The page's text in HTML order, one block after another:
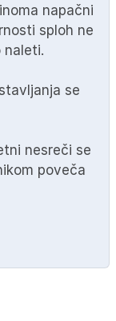
napačni
sploh ne
naleti.
se
nesreči se
poveča